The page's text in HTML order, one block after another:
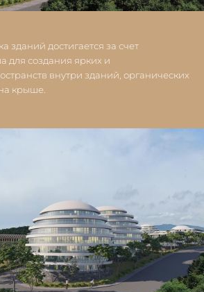
зданий достигается за счет
для создания ярких и
внутри зданий, органических
крыше.